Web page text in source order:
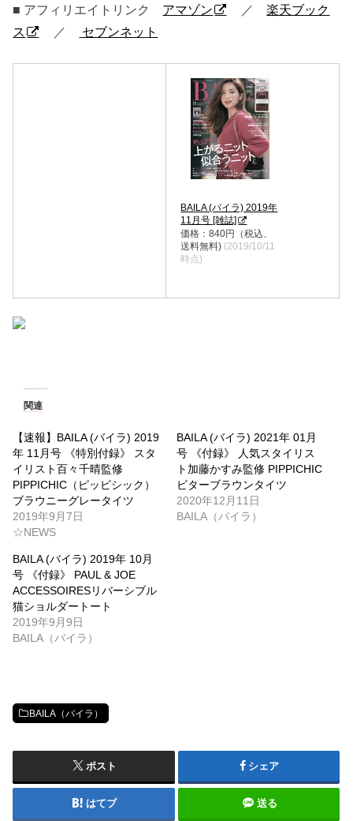
■ アフィリエイトリンク アマゾン ／楽天ブック
ス
／ セブンネット
BAILA (バイラ) 2019年
11月号 [雑誌]
価格：840円（税込、
送料無料) (2019/10/11
時点)
関連
【速報】BAILA (バイラ) 2019
年 11月号 《特別付録》 スタ
イリスト百々千晴監修
PIPPICHIC（ピッピシック）
ブラウニーグレータイツ
2019年9月7日
☆NEWS
BAILA (バイラ) 2021年 01月
号 《付録》 人気スタイリス
ト加藤かすみ監修 PIPPICHIC
ビターブラウンタイツ
2020年12月11日
BAILA（バイラ）
BAILA (バイラ) 2019年 10月
号 《付録》 PAUL & JOE
ACCESSOIRESリバーシブル
猫ショルダートート
2019年9月9日
BAILA（バイラ）
BAILA（バイラ）
ポスト シェア
はてブ 送る